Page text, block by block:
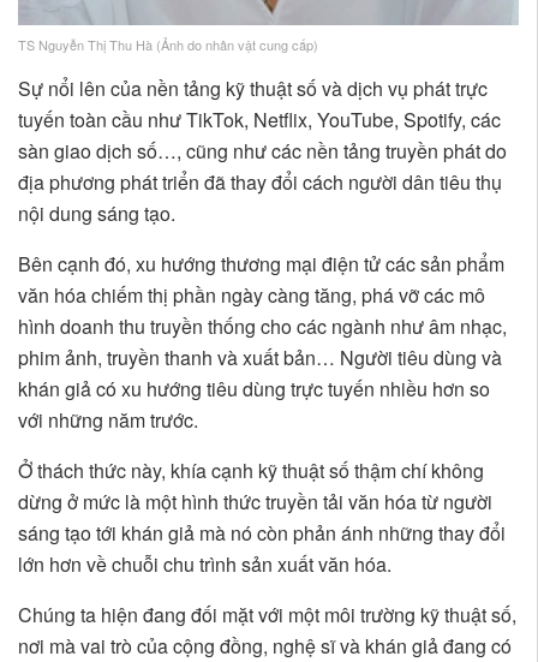
TS Nguyễn Thị Thu Hà (Ảnh do nhân vật cung cấp)
Sự nổi lên của nền tảng kỹ thuật số và dịch vụ phát trực
tuyến toàn cầu như TikTok, Netflix, YouTube, Spotify, các
sàn giao dịch số…, cũng như các nền tảng truyền phát do
địa phương phát triển đã thay đổi cách người dân tiêu thụ
nội dung sáng tạo.
Bên cạnh đó, xu hướng thương mại điện tử các sản phẩm
văn hóa chiếm thị phần ngày càng tăng, phá vỡ các mô
hình doanh thu truyền thống cho các ngành như âm nhạc,
phim ảnh, truyền thanh và xuất bản… Người tiêu dùng và
khán giả có xu hướng tiêu dùng trực tuyến nhiều hơn so
với những năm trước.
Ở thách thức này, khía cạnh kỹ thuật số thậm chí không
dừng ở mức là một hình thức truyền tải văn hóa từ người
sáng tạo tới khán giả mà nó còn phản ánh những thay đổi
lớn hơn về chuỗi chu trình sản xuất văn hóa.
Chúng ta hiện đang đối mặt với một môi trường kỹ thuật số,
nơi mà vai trò của cộng đồng, nghệ sĩ và khán giả đang có